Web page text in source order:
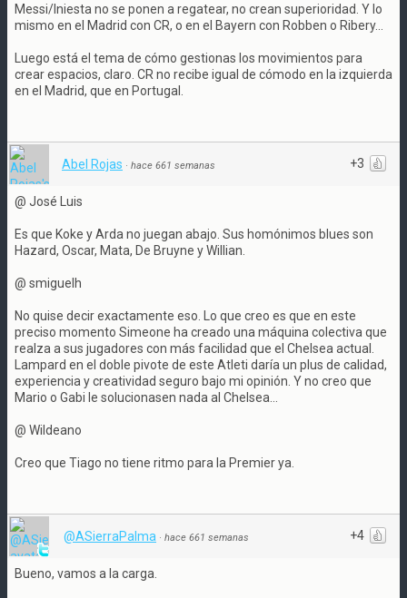
Messi/Iniesta no se ponen a regatear, no crean superioridad. Y lo
mismo en el Madrid con CR, o en el Bayern con Robben o Ribery...
Luego está el tema de cómo gestionas los movimientos para
crear espacios, claro. CR no recibe igual de cómodo en la izquierda
en el Madrid, que en Portugal.
+3
Abel Rojas · hace 661 semanas
@ José Luis
Es que Koke y Arda no juegan abajo. Sus homónimos blues son
Hazard, Oscar, Mata, De Bruyne y Willian.
@ smiguelh
No quise decir exactamente eso. Lo que creo es que en este
preciso momento Simeone ha creado una máquina colectiva que
realza a sus jugadores con más facilidad que el Chelsea actual.
Lampard en el doble pivote de este Atleti daría un plus de calidad,
experiencia y creatividad seguro bajo mi opinión. Y no creo que
Mario o Gabi le solucionasen nada al Chelsea...
@ Wildeano
Creo que Tiago no tiene ritmo para la Premier ya.
+4
@ASierraPalma · hace 661 semanas
Bueno, vamos a la carga.